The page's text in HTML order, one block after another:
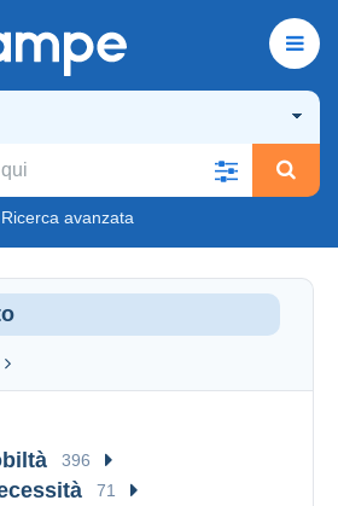
Ricerca avanzata
396
71